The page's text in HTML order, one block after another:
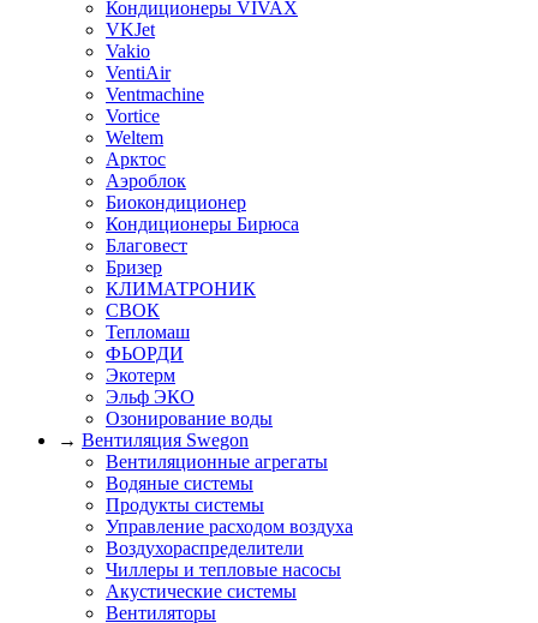
Кондиционеры VIVAX
VKJet
Vakio
VentiAir
Ventmachine
Vortice
Weltem
Арктос
Аэроблок
Биокондиционер
Кондиционеры Бирюса
Благовест
Бризер
КЛИМАТРОНИК
СВОК
Тепломаш
ФЬОРДИ
Экотерм
Эльф ЭКО
Озонирование воды
→ Вентиляция Swegon
Вентиляционные агрегаты
Водяные системы
Продукты системы
Управление расходом воздуха
Воздухораспределители
Чиллеры и тепловые насосы
Акустические системы
Вентиляторы